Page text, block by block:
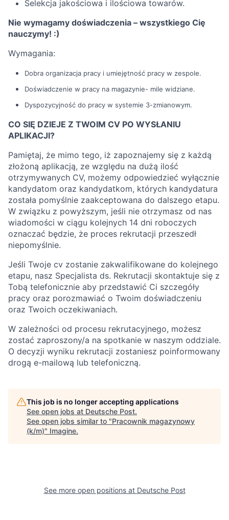
Selekcja jakościowa i ilościowa towarów.
Nie wymagamy doświadczenia – wszystkiego Cię
nauczymy! :)
Wymagania:
Dobra organizacja pracy i umiejętność pracy w zespole.
Doświadczenie w pracy na magazynie- mile widziane.
Dyspozycyjność do pracy w systemie 3-zmianowym.
CO SIĘ DZIEJE Z TWOIM CV PO WYSŁANIU
APLIKACJI?
Pamiętaj, że mimo tego, iż zapoznajemy się z każdą
złożoną aplikacją, ze względu na dużą ilość
otrzymywanych CV, możemy odpowiedzieć wyłącznie
kandydatom oraz kandydatkom, których kandydatura
została pomyślnie zaakceptowana do dalszego etapu.
W związku z powyższym, jeśli nie otrzymasz od nas
wiadomości w ciągu kolejnych 14 dni roboczych
oznaczać będzie, że proces rekrutacji przeszedł
niepomyślnie.
Jeśli Twoje cv zostanie zakwalifikowane do kolejnego
etapu, nasz Specjalista ds. Rekrutacji skontaktuje się z
Tobą telefonicznie aby przedstawić Ci szczegóły
pracy oraz porozmawiać o Twoim doświadczeniu
oraz Twoich oczekiwaniach.
W zależności od procesu rekrutacyjnego, możesz
zostać zaproszony/a na spotkanie w naszym oddziale.
O decyzji wyniku rekrutacji zostaniesz poinformowany
drogą e-mailową lub telefoniczną.
This job is no longer accepting applications
See open jobs at Deutsche Post.
See open jobs similar to "Pracownik magazynowy
(k/m)" Imagine.
See more open positions at Deutsche Post